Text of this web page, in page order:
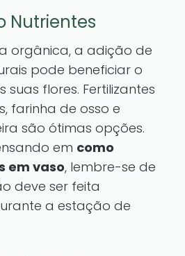
Nutrientes
orgânica, a adição de
pode beneficiar o
suas flores. Fertilizantes
farinha de osso e
são ótimas opções.
em como
em vaso, lembre-se de
deve ser feita
a estação de